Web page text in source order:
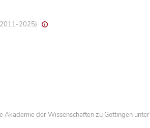
2011-2025)
der Wissenschaften zu Göttingen unter